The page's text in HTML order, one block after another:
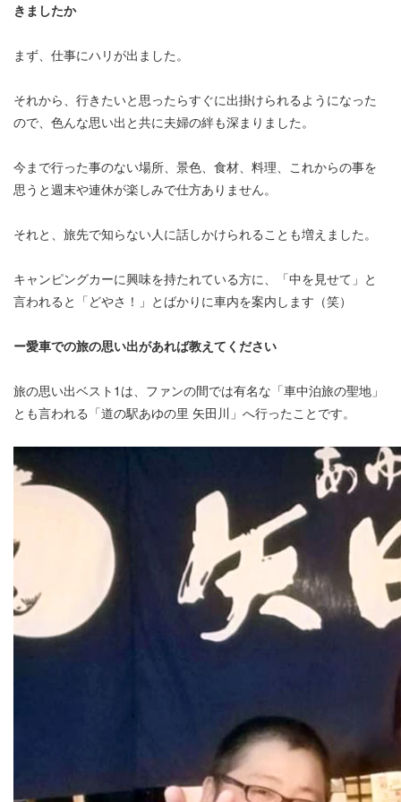
きましたか
まず、仕事にハリが出ました。
それから、行きたいと思ったらすぐに出掛けられるようになった
ので、色んな思い出と共に夫婦の絆も深まりました。
今まで行った事のない場所、景色、食材、料理、これからの事を
思うと週末や連休が楽しみで仕方ありません。
それと、旅先で知らない人に話しかけられることも増えました。
キャンピングカーに興味を持たれている方に、「中を見せて」と
言われると「どやさ！」とばかりに車内を案内します（笑）
ー愛車での旅の思い出があれば教えてください
旅の思い出ベスト1は、ファンの間では有名な「車中泊旅の聖地」
とも言われる「道の駅あゆの里 矢田川」へ行ったことです。